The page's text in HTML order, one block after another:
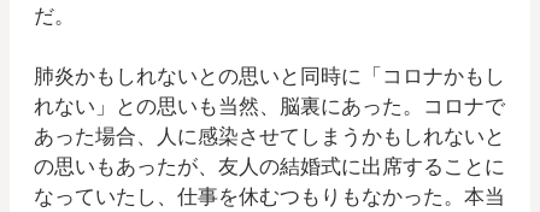
だ。
肺炎かもしれないとの思いと同時に「コロナかもし
れない」との思いも当然、脳裏にあった。コロナで
あった場合、人に感染させてしまうかもしれないと
の思いもあったが、友人の結婚式に出席することに
なっていたし、仕事を休むつもりもなかった。本当